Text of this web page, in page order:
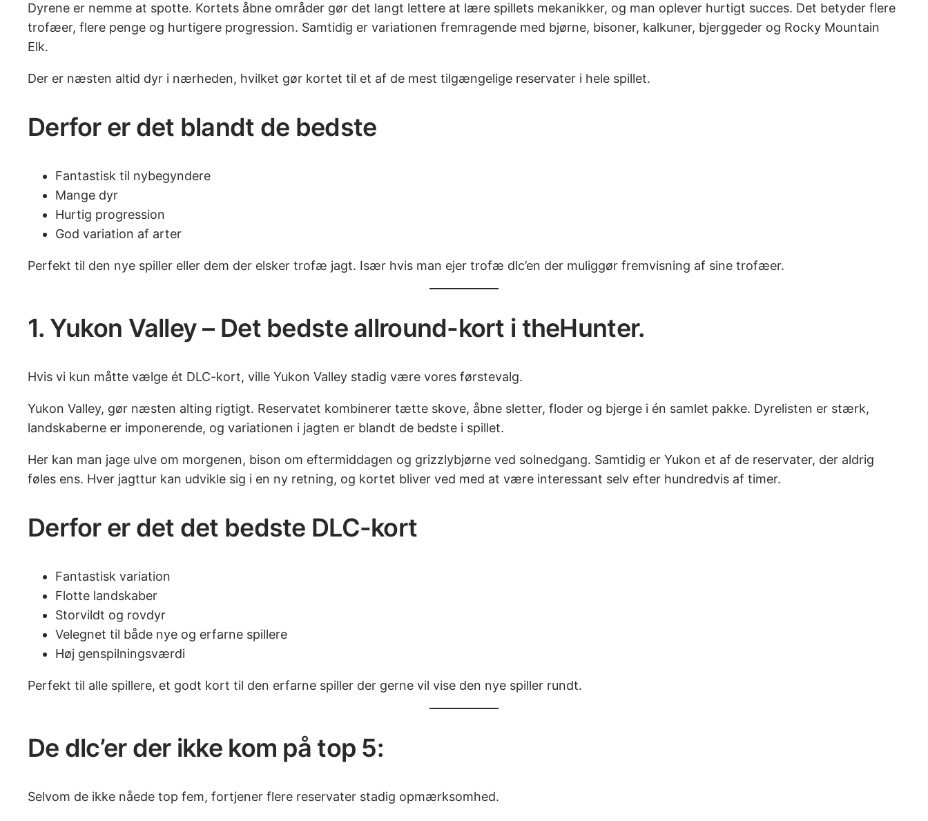
Dyrene er nemme at spotte. Kortets åbne områder gør det langt lettere at lære spillets mekanikker, og man oplever hurtigt succes. Det betyder flere
trofæer, flere penge og hurtigere progression. Samtidig er variationen fremragende med bjørne, bisoner, kalkuner, bjerggeder og Rocky Mountain
Elk.
Der er næsten altid dyr i nærheden, hvilket gør kortet til et af de mest tilgængelige reservater i hele spillet.
Derfor er det blandt de bedste
Fantastisk til nybegyndere
Mange dyr
Hurtig progression
God variation af arter
Perfekt til den nye spiller eller dem der elsker trofæ jagt. Især hvis man ejer trofæ dlc’en der muliggør fremvisning af sine trofæer.
1. Yukon Valley – Det bedste allround-kort i theHunter.
Hvis vi kun måtte vælge ét DLC-kort, ville Yukon Valley stadig være vores førstevalg.
Yukon Valley, gør næsten alting rigtigt. Reservatet kombinerer tætte skove, åbne sletter, floder og bjerge i én samlet pakke. Dyrelisten er stærk,
landskaberne er imponerende, og variationen i jagten er blandt de bedste i spillet.
Her kan man jage ulve om morgenen, bison om eftermiddagen og grizzlybjørne ved solnedgang. Samtidig er Yukon et af de reservater, der aldrig
føles ens. Hver jagttur kan udvikle sig i en ny retning, og kortet bliver ved med at være interessant selv efter hundredvis af timer.
Derfor er det det bedste DLC-kort
Fantastisk variation
Flotte landskaber
Storvildt og rovdyr
Velegnet til både nye og erfarne spillere
Høj genspilningsværdi
Perfekt til alle spillere, et godt kort til den erfarne spiller der gerne vil vise den nye spiller rundt.
De dlc’er der ikke kom på top 5:
Selvom de ikke nåede top fem, fortjener flere reservater stadig opmærksomhed.